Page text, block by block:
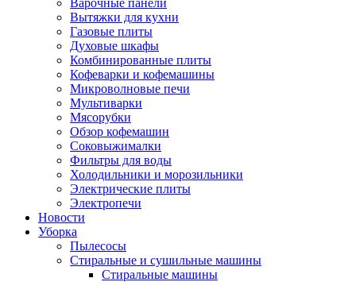
Варочные панели
Вытяжки для кухни
Газовые плиты
Духовые шкафы
Комбинированные плиты
Кофеварки и кофемашины
Микроволновые печи
Мультиварки
Мясорубки
Обзор кофемашин
Соковыжималки
Фильтры для воды
Холодильники и морозильники
Электрические плиты
Электропечи
Новости
Уборка
Пылесосы
Стиральные и сушильные машины
Стиральные машины